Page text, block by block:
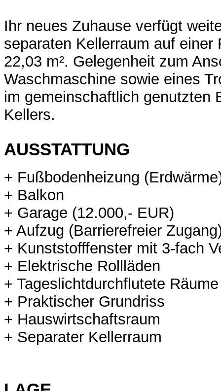
Ihr neues Zuhause verfügt
separaten Kellerraum auf einer
22,03 m². Gelegenheit zum
Waschmaschine sowie eines
im gemeinschaftlich genutzten
Kellers.
AUSSTATTUNG
+ Fußbodenheizung
+ Balkon
+ Garage (12.000,- EUR)
+ Aufzug (Barrierefreier
+ Kunststofffenster mit 3-fach
+ Elektrische Rollläden
+ Tageslichtdurchflutete Räume
+ Praktischer Grundriss
+ Hauswirtschaftsraum
+ Separater Kellerraum